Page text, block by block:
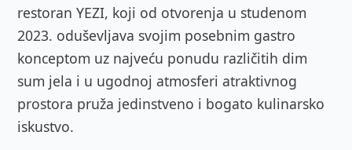
restoran YEZI, koji od otvorenja u studenom
2023. oduševljava svojim posebnim gastro
konceptom uz najveću ponudu različitih dim
sum jela i u ugodnoj atmosferi atraktivnog
prostora pruža jedinstveno i bogato kulinarsko
iskustvo.